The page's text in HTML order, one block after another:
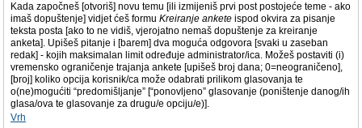
Kada započneš [otvoriš] novu temu [ili izmijeniš prvi post postojeće teme - ako
imaš dopuštenje] vidjet ćeš formu Kreiranje ankete ispod okvira za pisanje
teksta posta [ako to ne vidiš, vjerojatno nemaš dopuštenje za kreiranje
anketa]. Upišeš pitanje i [barem] dva moguća odgovora [svaki u zaseban
redak] - kojih maksimalan limit određuje administrator/ica. Možeš postaviti (i)
vremensko ograničenje trajanja ankete [upišeš broj dana; 0=neograničeno],
[broj] koliko opcija korisnik/ca može odabrati prilikom glasovanja te
o(ne)mogućiti “predomišljanje” [“ponovljeno” glasovanje (poništenje danog/ih
glasa/ova te glasovanje za drugu/e opciju/e)].
Vrh